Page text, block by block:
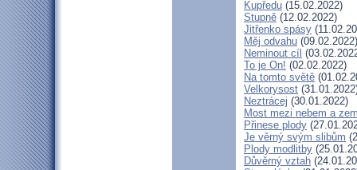
Kupředu (15.02.2022)
Stupně (12.02.2022)
Jitřenko spásy
Měj odvahu (09.02.2022)
Neminout cíl
To je On! (02.02.2022)
Na tomto světě
Velkorysost
Neztrácej (30.01.2022)
Most mezi nebem a
Přinese plody
Je věrný svým slibům
Plody modlitby
Důvěrný vztah